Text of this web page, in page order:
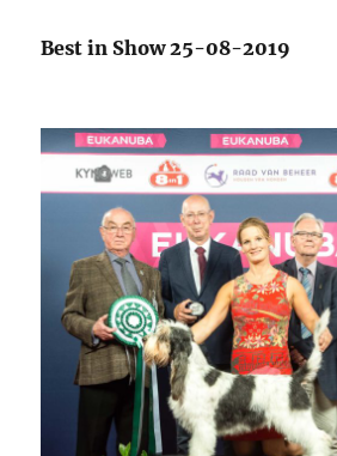
Best in Show 25-08-2019